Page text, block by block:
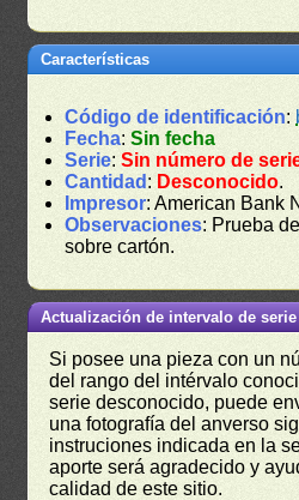
Características
Código de identificación:
Fecha:Sin fecha
Serie:Sin número de
Cantidad : Desconocido.
Impresor: American Bank
Observaciones: Prueba
sobre cartón.
Actualización de intervalo de
Si posee una pieza con un
del rango del intérvalo
serie desconocido, puede
una fotografía del anverso
instruciones indicada en la
aporte será agradecido y
calidad de este sitio.